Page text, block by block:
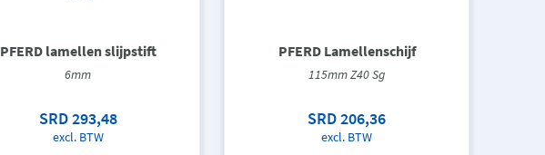
PFERD lamellen slijpstift
6mm
SRD 293,48
excl. BTW
PFERD Lamellenschijf
115mm Z40 Sg
SRD 206,36
excl. BTW